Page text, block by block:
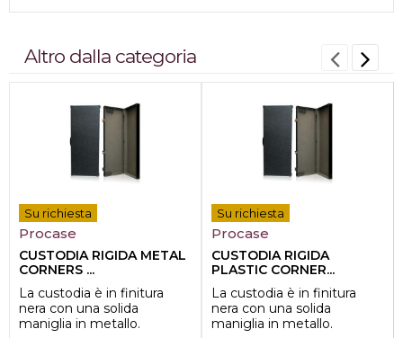
Altro dalla categoria
Su richiesta
Procase
CUSTODIA RIGIDA METAL
CORNERS ...
La custodia è in finitura
nera con una solida
maniglia in metallo.
Su richiesta
Procase
CUSTODIA RIGIDA
PLASTIC CORNER...
La custodia è in finitura
nera con una solida
maniglia in metallo.